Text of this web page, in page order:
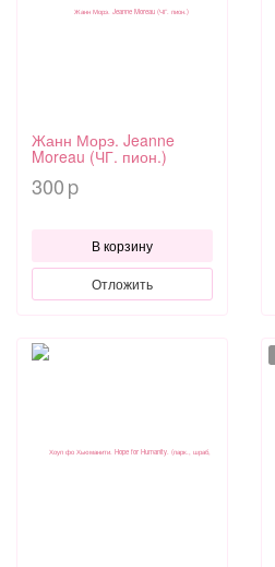
Жанн Морэ. Jeanne
Moreau (ЧГ. пион.)
300 p
В корзину
Отложить